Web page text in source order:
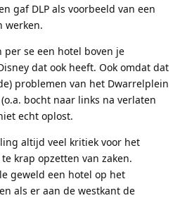
gaf DLP als voorbeeld van een
werken.
per se een hotel boven je
dat ook heeft. Ook omdat dat
problemen van het Dwarrelplein
bocht naar links na verlaten
echt oplost.
altijd veel kritiek voor het
krap opzetten van zaken.
geweld een hotel op het
als er aan de westkant de